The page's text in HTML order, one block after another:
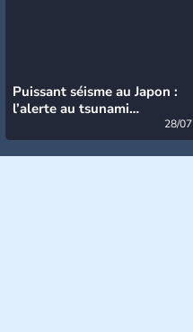
Puissant séisme au Japon :
l’alerte au tsunami
28/07